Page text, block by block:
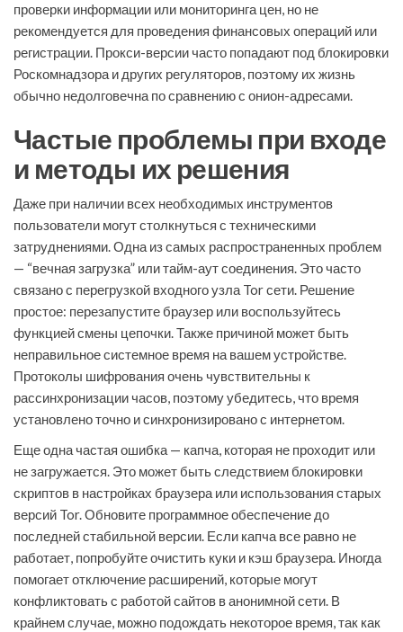
проверки информации или мониторинга цен, но не
рекомендуется для проведения финансовых операций или
регистрации. Прокси-версии часто попадают под блокировки
Роскомнадзора и других регуляторов, поэтому их жизнь
обычно недолговечна по сравнению с онион-адресами.
Частые проблемы при входе
и методы их решения
Даже при наличии всех необходимых инструментов
пользователи могут столкнуться с техническими
затруднениями. Одна из самых распространенных проблем
— “вечная загрузка” или тайм-аут соединения. Это часто
связано с перегрузкой входного узла Tor сети. Решение
простое: перезапустите браузер или воспользуйтесь
функцией смены цепочки. Также причиной может быть
неправильное системное время на вашем устройстве.
Протоколы шифрования очень чувствительны к
рассинхронизации часов, поэтому убедитесь, что время
установлено точно и синхронизировано с интернетом.
Еще одна частая ошибка — капча, которая не проходит или
не загружается. Это может быть следствием блокировки
скриптов в настройках браузера или использования старых
версий Tor. Обновите программное обеспечение до
последней стабильной версии. Если капча все равно не
работает, попробуйте очистить куки и кэш браузера. Иногда
помогает отключение расширений, которые могут
конфликтовать с работой сайтов в анонимной сети. В
крайнем случае, можно подождать некоторое время, так как